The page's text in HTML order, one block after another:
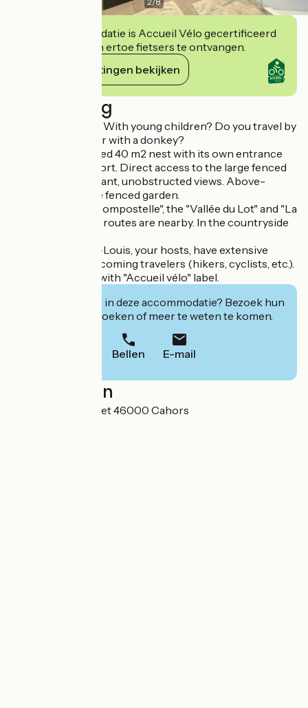
Deze accommodatie is Accueil Vélo gecertificeerd
en verbindt zich ertoe fietsers te ontvangen.
Haar verplichtingen bekijken
Beschrijving
Are you a couple? With young children? Do you travel by
car, bike, on foot or with a donkey?
This well-appointed 40 m2 nest with its own entrance
offers every comfort. Direct access to the large fenced
garden, with pleasant, unobstructed views. Above-
ground pool, large fenced garden.
The "Chemin de Compostelle", the "Vallée du Lot" and "La
Vagabonde" cycle routes are nearby. In the countryside
Françoise & Jean-Louis, your hosts, have extensive
experience in welcoming travelers (hikers, cyclists, etc.).
Accommodation with "Accueil vélo" label.
Geïnteresseerd in deze accommodatie? Bezoek hun
website om te boeken of meer te weten te komen.
Bellen E-mail
Localisation
865 Côte de Nouret 46000 Cahors